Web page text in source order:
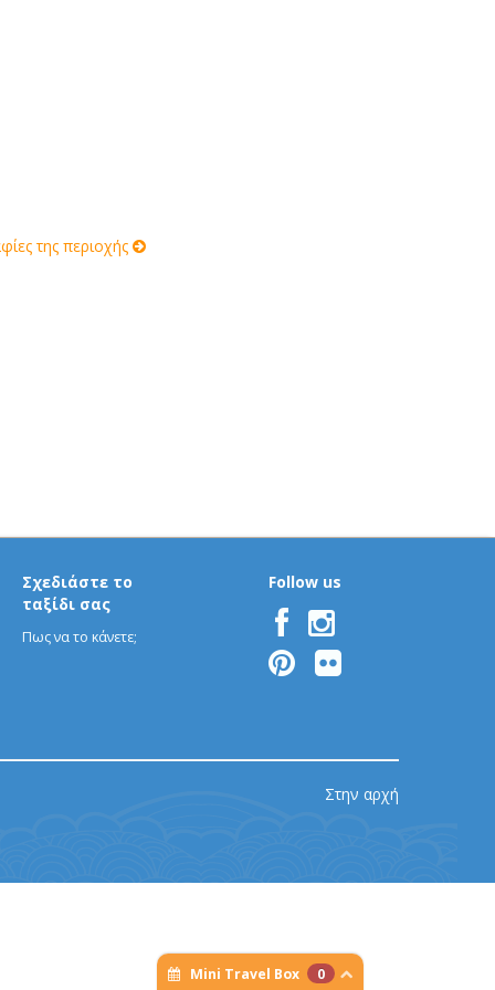
της περιοχής
Σχεδιάστε το
ταξίδι σας
Πως να το κάνετε;
Follow us
Στην αρχή
Mini Travel Box 0